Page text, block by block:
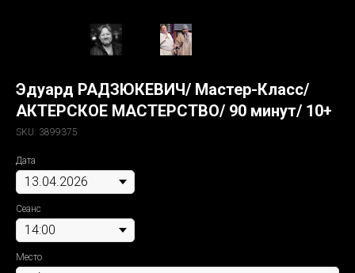
Эдуард РАДЗЮКЕВИЧ/ Мастер-Класс/
АКТЕРСКОЕ МАСТЕРСТВО/ 90 минут/ 10+
SKU: 3899375
Дата
Сеанс
Место